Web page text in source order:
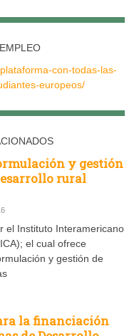
con-todas-las-
europeos/
y gestión
rural
el Instituto Interamericano
el cual ofrece
y gestión de
la financiación